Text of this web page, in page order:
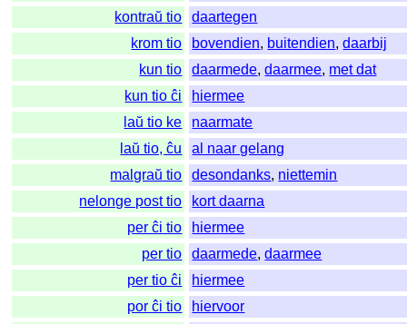
kontraŭ tio
daartegen
krom tio
bovendien, buitendien,daarbij
kun tio
daarmede,daarmee, met dat
kun tio ĉi
hiermee
laŭ tio ke
naarmate
laŭ tio, ĉu
al naar gelang
malgraŭ tio
desondanks, niettemin
nelonge post tio
kort daarna
per ĉi tio
hiermee
per tio
daarmede,daarmee
per tio ĉi
hiermee
por ĉi tio
hiervoor